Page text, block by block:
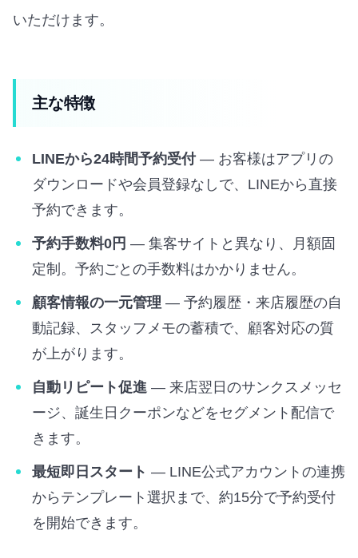
いただけます。
主な特徴
LINEから24時間予約受付— お客様はアプリの
ダウンロードや会員登録なしで、LINEから直接
予約できます。
予約手数料0円 — 集客サイトと異なり、月額固
定制。予約ごとの手数料はかかりません。
顧客情報の一元管理 — 予約履歴・来店履歴の自
動記録、スタッフメモの蓄積で、顧客対応の質
が上がります。
自動リピート促進 — 来店翌日のサンクスメッセ
ージ、誕生日クーポンなどをセグメント配信で
きます。
最短即日スタート — LINE公式アカウントの連携
からテンプレート選択まで、約15分で予約受付
を開始できます。